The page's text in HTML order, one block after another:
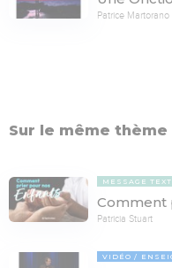
Patrice Martorano
Sur le même thème
MESSAGE
Comment
Patricia Stuart
VIDÉO